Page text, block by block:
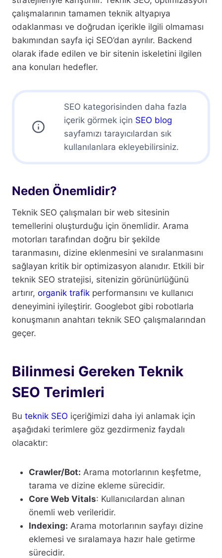
çalışmalarının tamamen teknik altyapıya
odaklanması ve doğrudan içerikle ilgili olmaması
bakımından sayfa içi SEO’dan ayrılır. Backend
olarak ifade edilen ve bir sitenin iskeletini ilgilen
ana konuları hedefler.
SEO kategorisinden daha fazla
içerik görmek için SEO blog
sayfamızı tarayıcılardan sık
kullanılanlara ekleyebilirsiniz.
Neden Önemlidir?
Teknik SEO çalışmaları bir web sitesinin
temellerini oluşturduğu için önemlidir. Arama
motorları tarafından doğru bir şekilde
taranmasını, dizine eklenmesini ve sıralanmasını
sağlayan kritik bir optimizasyon alanıdır. Etkili bir
teknik SEO stratejisi, sitenizin görünürlüğünü
artırır, organik trafik performansını ve kullanıcı
deneyimini iyileştirir. Googlebot gibi robotlarla
konuşmanın anahtarı teknik SEO çalışmalarından
geçer.
Bilinmesi Gereken Teknik
SEO Terimleri
Bu teknik SEO içeriğimizi daha iyi anlamak için
aşağıdaki terimlere göz gezdirmeniz faydalı
olacaktır:
Crawler/Bot: Arama motorlarının keşfetme,
tarama ve dizine ekleme sürecidir.
Core Web Vitals: Kullanıcılardan alınan
önemli web verileridir.
Indexing: Arama motorlarının sayfayı dizine
eklemesi ve sıralamaya hazır hale getirme
sürecidir.